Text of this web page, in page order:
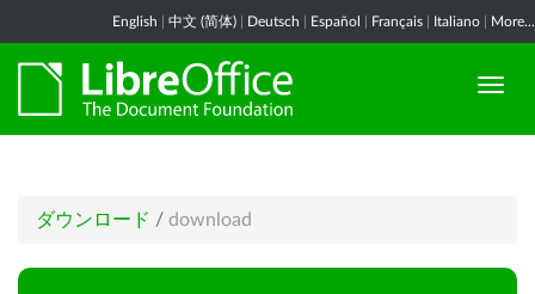
English 中文 (简体) Deutsch Español Français Italiano More...
ダウンロード / download